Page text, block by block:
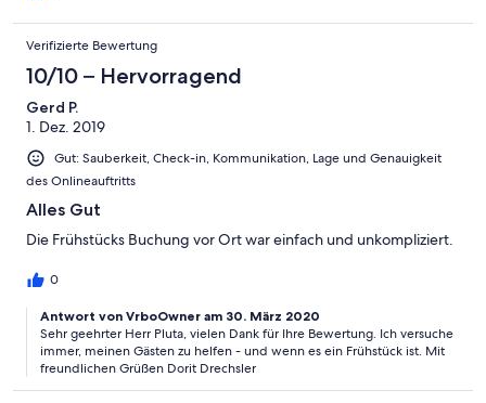
Verifizierte Bewertung
10/10 – Hervorragend
Gerd P.
1. Dez. 2019
Gut: Sauberkeit, Check-in, Kommunikation, Lage und Genauigkeit
des Onlineauftritts
Alles Gut
Die Frühstücks Buchung vor Ort war einfach und unkompliziert.
0
Antwort von VrboOwner am 30. März 2020
Sehr geehrter Herr Pluta, vielen Dank für Ihre Bewertung. Ich versuche
immer, meinen Gästen zu helfen - und wenn es ein Frühstück ist. Mit
freundlichen Grüßen Dorit Drechsler